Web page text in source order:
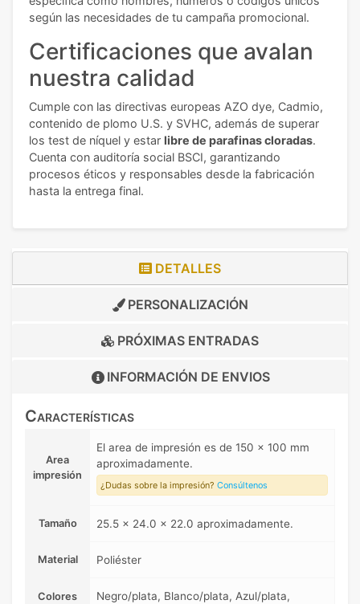
según las necesidades de tu campaña promocional.
Certificaciones que avalan
nuestra calidad
Cumple con las directivas europeas AZO dye, Cadmio,
contenido de plomo U.S. y SVHC, además de superar
los test de níquel y estar libre de parafinas cloradas.
Cuenta con auditoría social BSCI, garantizando
procesos éticos y responsables desde la fabricación
hasta la entrega final.
DETALLES
PERSONALIZACIÓN
PRÓXIMAS ENTRADAS
INFORMACIÓN DE ENVIOS
Características
Area
impresión
El area de impresión es de 150 x 100 mm
aproximadamente.
¿Dudas sobre la impresión? Consúltenos
Tamaño 25.5 x 24.0 x 22.0 aproximadamente.
Material Poliéster
Colores
Negro/plata, Blanco/plata, Azul/plata,